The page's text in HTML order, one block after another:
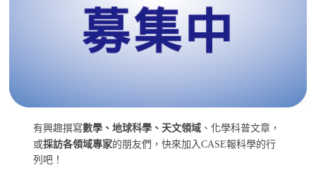
有興趣撰寫數學、地球科學、天文領域 、化學科普文章，
或採訪各領域專家的朋友們，快來加入CASE報科學的行
列吧！